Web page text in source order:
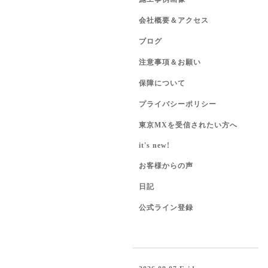
会社概要＆アクセス
ブログ
注意事項＆お願い
保障について
プライバシーポリシー
東京MXを受信されたい方へ
it's new!
お客様からの声
日記
公式ライン登録